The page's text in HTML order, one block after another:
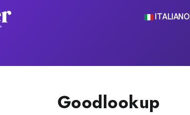
ITALIANO
Goodlookup